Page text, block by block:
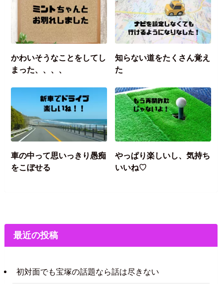
かわいそうなことをしてし
まった、、、、
知らない道をたくさん覚え
た
車の中って思いっきり愚痴
をこぼせる
やっぱり楽しいし、気持ち
いいね♡
最近の投稿
初対面でも宝塚の話題なら話は尽きない